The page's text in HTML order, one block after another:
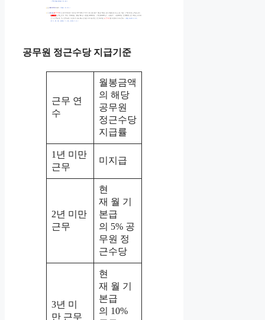
공무원 정근수당 지급기준
근무 연
수
월봉금액
의 해당
공무원
정근수당
지급률
1년 미만
근무
미지급
2년 미만
근무
현
재 월 기
본급
의 5% 공
무원 정
근수당
3년 미
만 근무
현
재 월 기
본급
의 10%